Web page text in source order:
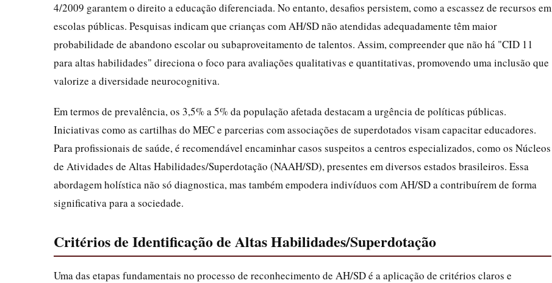
4/2009 garantem o direito a educação diferenciada. No entanto, desafios persistem, como a escassez de recursos em
escolas públicas. Pesquisas indicam que crianças com AH/SD não atendidas adequadamente têm maior
probabilidade de abandono escolar ou subaproveitamento de talentos. Assim, compreender que não há "CID 11
para altas habilidades" direciona o foco para avaliações qualitativas e quantitativas, promovendo uma inclusão que
valorize a diversidade neurocognitiva.
Em termos de prevalência, os 3,5% a 5% da população afetada destacam a urgência de políticas públicas.
Iniciativas como as cartilhas do MEC e parcerias com associações de superdotados visam capacitar educadores.
Para profissionais de saúde, é recomendável encaminhar casos suspeitos a centros especializados, como os Núcleos
de Atividades de Altas Habilidades/Superdotação (NAAH/SD), presentes em diversos estados brasileiros. Essa
abordagem holística não só diagnostica, mas também empodera indivíduos com AH/SD a contribuírem de forma
significativa para a sociedade.
Critérios de Identificação de Altas Habilidades/Superdotação
Uma das etapas fundamentais no processo de reconhecimento de AH/SD é a aplicação de critérios claros e